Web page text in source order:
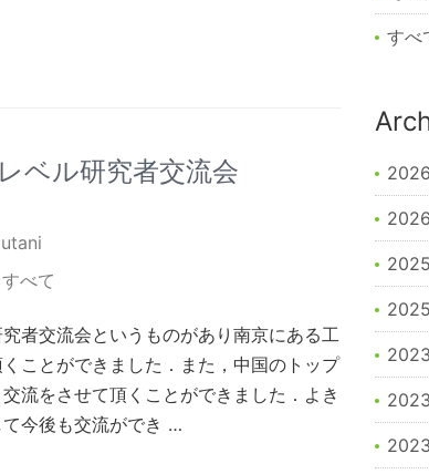
ベル研究者交流会
すべて
者交流会というものがあり南京にある工
ことができました．また，中国のトップ
流をさせて頂くことができました．よき
今後も交流ができ …
すべ